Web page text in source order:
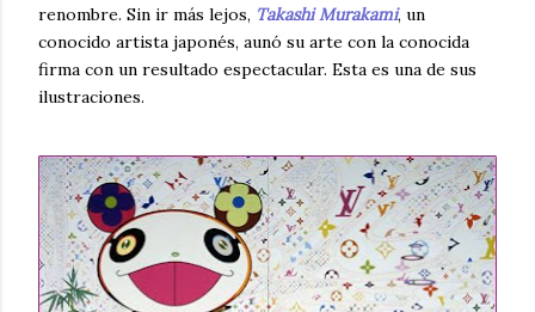
renombre. Sin ir más lejos, Takashi Murakami, un
conocido artista japonés, aunó su arte con la conocida
firma con un resultado espectacular. Esta es una de sus
ilustraciones.